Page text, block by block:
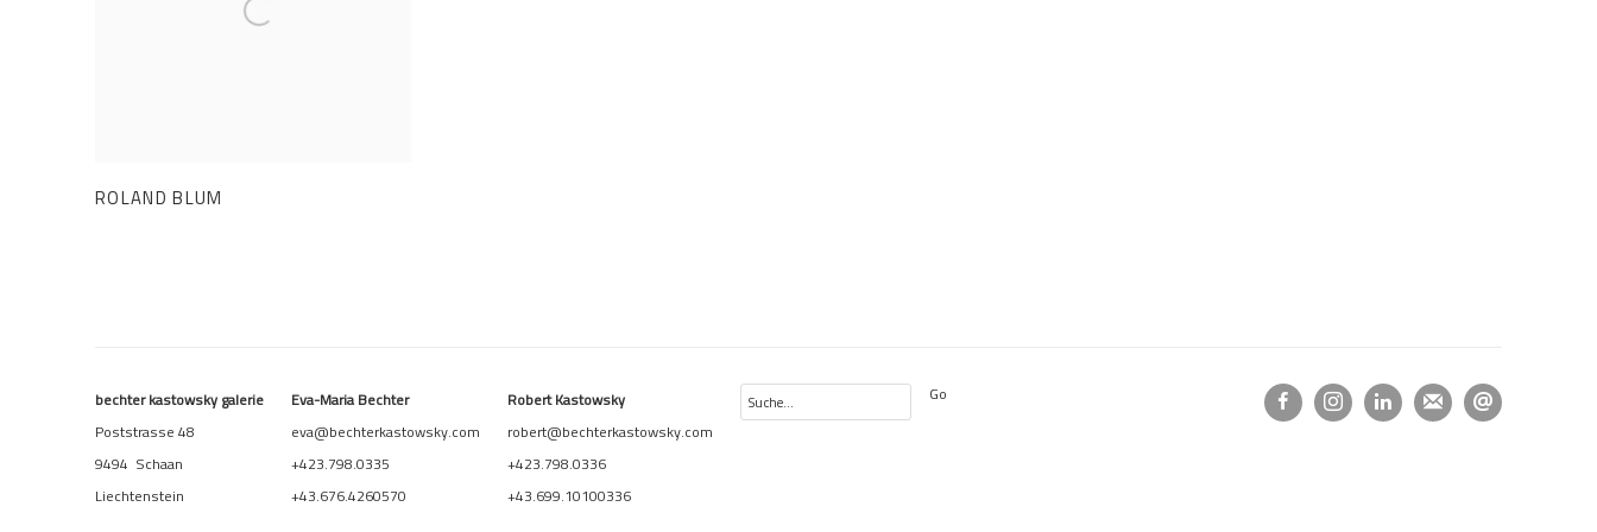
ROLAND BLUM
bechter kastowsky galerie
Poststrasse 48
9494 Schaan
Liechtenstein
Eva-Maria Bechter
eva@bechterkastowsky.com
+423.798.0335
+43.676.4260570
Robert Kastowsky
robert@bechterkastowsky.com
+423.798.0336
+43.699.10100336
Go